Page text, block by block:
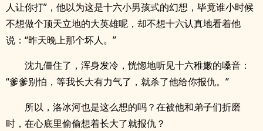
人让你打”，他以为这是十六小男孩式的幻想，毕竟谁小时候
不想做个顶天立地的大英雄呢，却不想十六认真地看着他
说：“昨天晚上那个坏人。”
沈九僵住了，浑身发冷，恍惚地听见十六稚嫩的嗓音：
“爹爹别怕，等我长大有力气了，就杀了他给你报仇。”
所以，洛冰河也是这么想的吗？在被他和弟子们折磨
时，在心底里偷偷想着长大了就报仇？